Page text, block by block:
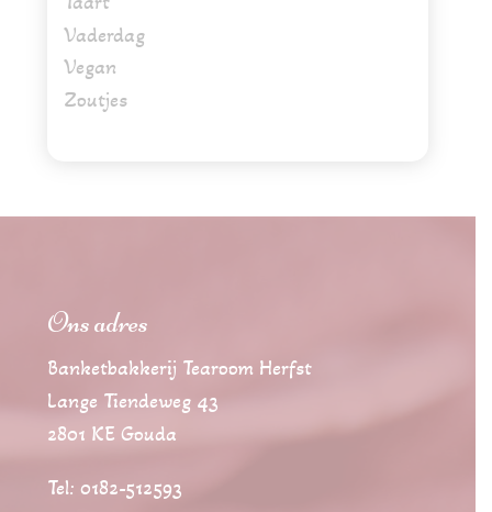
Vaderdag
Vegan
Zoutjes
Ons adres
Banketbakkerij Tearoom Herfst
Lange Tiendeweg 43
2801 KE Gouda
Tel: 0182-512593